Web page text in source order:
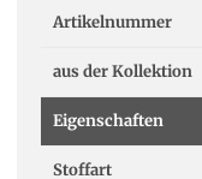
Artikelnummer
aus der Kollektion
Eigenschaften
Stoffart